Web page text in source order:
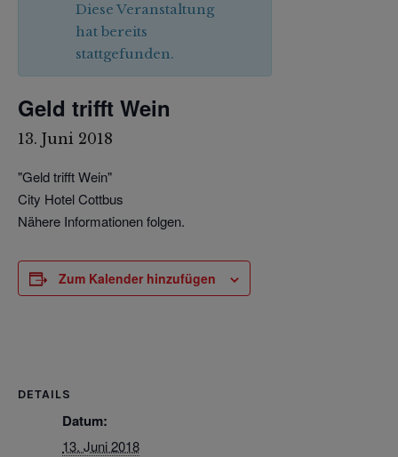
Diese Veranstaltung
hat bereits
stattgefunden.
Geld trifft Wein
13. Juni 2018
"Geld trifft Wein"
City Hotel Cottbus
Nähere Informationen folgen.
Zum Kalender hinzufügen
DETAILS
Datum:
13. Juni 2018